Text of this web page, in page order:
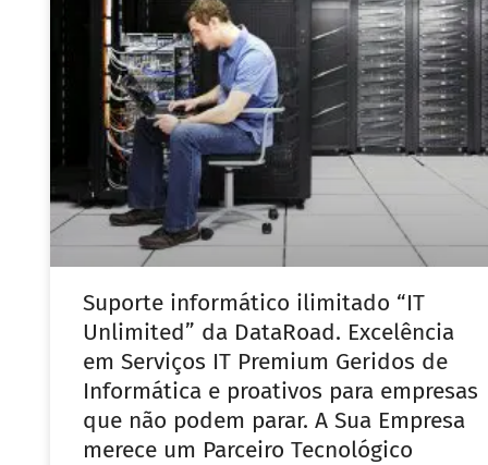
Suporte informático ilimitado “IT
Unlimited” da DataRoad. Excelência
em Serviços IT Premium Geridos de
Informática e proativos para empresas
que não podem parar. A Sua Empresa
merece um Parceiro Tecnológico